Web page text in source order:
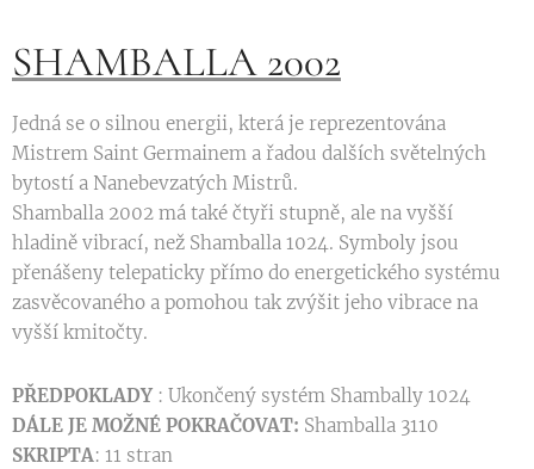
SHAMBALLA 2002
Jedná se o silnou energii, která je reprezentována
Mistrem Saint Germainem a řadou dalších světelných
bytostí a Nanebevzatých Mistrů.
Shamballa 2002 má také čtyři stupně, ale na vyšší
hladině vibrací, než Shamballa 1024. Symboly jsou
přenášeny telepaticky přímo do energetického systému
zasvěcovaného a pomohou tak zvýšit jeho vibrace na
vyšší kmitočty.
PŘEDPOKLADY : Ukončený systém Shambally 1024
DÁLE JE MOŽNÉ POKRAČOVAT: Shamballa 3110
SKRIPTA: 11 stran